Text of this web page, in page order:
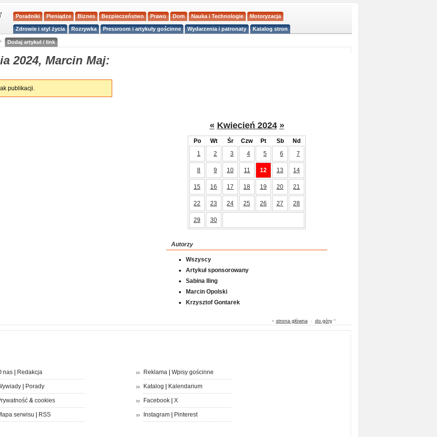
Poradniki Pieniądze Biznes Bezpieczeństwo Prawo Dom Nauka i Technologie Motoryzacja
Zdrowie i styl życia Rozrywka Pressroom i artykuły gościnne Wydarzenia i patronaty Katalog stron
Dodaj artykuł / link
2024, Marcin Maj:
publikacji.
« Kwiecień 2024 »
Po Wt Śr Czw Pt Sb
Nd
1
2 3 4 5 6 7
8 9 10 11 12 13 14
15 16 17 18 19 20 21
22 23 24 25 26 27 28
29 30
Autorzy
Wszyscy
Artykuł sponsorowany
Sabina Iling
Marcin Opolski
Krzysztof Gontarek
« strona główna - do góry^
nas| Redakcja
| Porady
& cookies
serwisu RSS
Reklama| Wpisy gościnne
Katalog Kalendarium
Facebook| X
Instagram| Pinterest